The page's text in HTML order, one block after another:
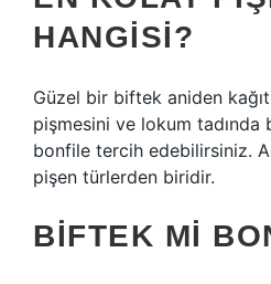
HANGISI?
Güzel bir biftek aniden
pişmesini ve lokum tadında
bonfile tercih edebilirsiniz.
pişen türlerden biridir.
BIFTEK MI